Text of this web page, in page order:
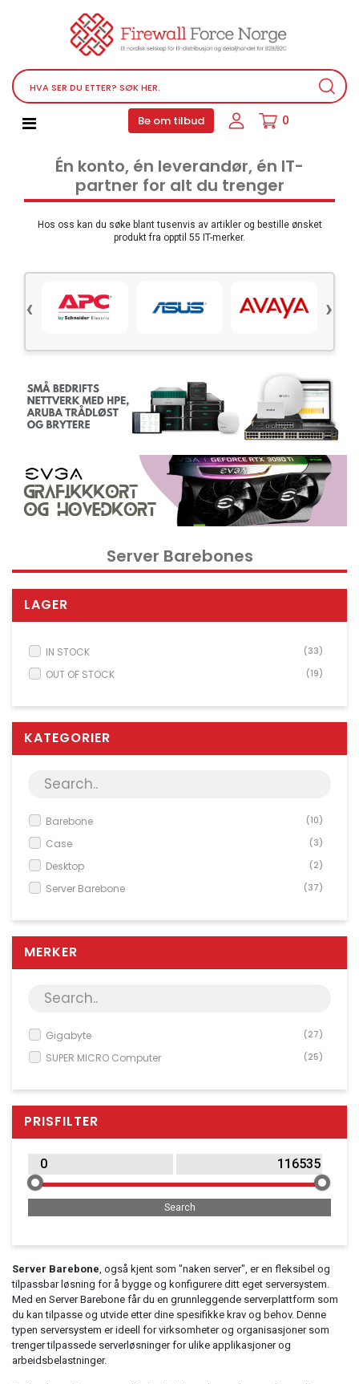
Be om tilbud 0
Nettverksutstyr
Service, støtteprogrammer og lisenser
Telefoner, PBX og VOIP
Programvare
Tilbehør
Lyd video og multimedia
Skjermer og projektorer
Servere og lagringsutstyr
Datamaskin PC-system
Kontorrekvisita og tilbehør
Verktøy
Nettverksdata rack og serverskap
Overvåkingsutstyr
KVM utstyr
Skrivere, skannere og tilbehør
Husholdnings- og hageutstyr
Spill og droner
Electrical Supplies
PC Components
Various
Supplies
Accessories
Games & Leisure
Network Equipment
Phones & PBX
Tools
Photo & Video
Office Supplies
Point of Sale
Printers & Accessories
MP3 Player
Én konto, én leverandør, én IT-
partner for alt du trenger
Hos oss kan du søke blant tusenvis av artikler og bestille ønsket
produkt fra opptil 55 IT-merker.
‹ ›
Server Barebones
LAGER
IN STOCK (33)
OUT OF STOCK (19)
KATEGORIER
Barebone (10)
Case (3)
Desktop (2)
Server Barebone (37)
MERKER
Gigabyte (27)
SUPER MICRO Computer (25)
PRISFILTER
Server Barebone , også kjent som "naken server", er en fleksibel og
tilpassbar løsning for å bygge og konfigurere ditt eget serversystem.
Med en Server Barebone får du en grunnleggende serverplattform som
du kan tilpasse og utvide etter dine spesifikke krav og behov. Denne
typen serversystem er ideell for virksomheter og organisasjoner som
trenger tilpassede serverløsninger for ulike applikasjoner og
arbeidsbelastninger.